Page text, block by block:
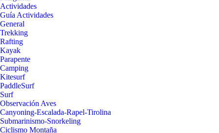
Actividades
Guía Actividades
General
Trekking
Rafting
Kayak
Parapente
Camping
Kitesurf
PaddleSurf
Surf
Observación Aves
Canyoning-Escalada-Rapel-Tirolina
Submarinismo-Snorkeling
Ciclismo Montaña